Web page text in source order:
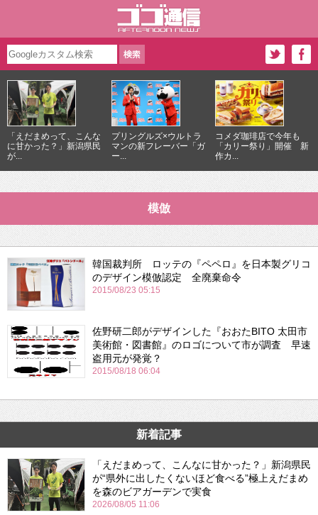
「えだまめって、こんな
に甘かった？」新潟県民
が...
プリングルズ×ウルトラ
マンの新フレーバー「ガ
ー...
コメダ珈琲店で今年も
「カリー祭り」開催 新
作カ...
模倣
韓国裁判所 ロッテの『ペペロ』を日本製グリコ
のデザイン模倣認定 全廃棄命令
2015/08/23 05:15
佐野研二郎がデザインした『おおたBITO 太田市
美術館・図書館』のロゴについて市が調査 早速
盗用元が発覚？
2015/08/18 06:04
新着記事
「えだまめって、こんなに甘かった？」新潟県民
が“県外に出したくないほど食べる”極上えだまめ
を森のビアガーデンで実食
2026/08/05 11:06